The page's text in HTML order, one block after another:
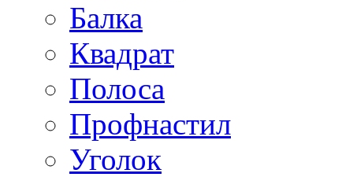
Балка
Квадрат
Полоса
Профнастил
Уголок